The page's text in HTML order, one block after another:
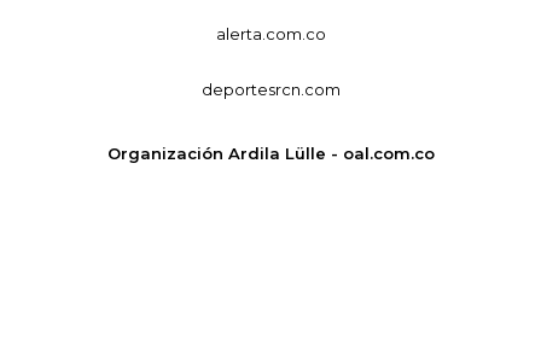
alerta.com.co
deportesrcn.com
Organización Ardila Lülle - oal.com.co